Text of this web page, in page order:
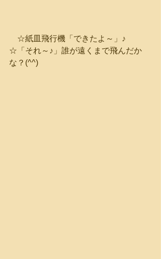
☆紙皿飛行機「できたよ～」♪
☆「それ～♪」誰が遠くまで飛んだか
な？(^^)